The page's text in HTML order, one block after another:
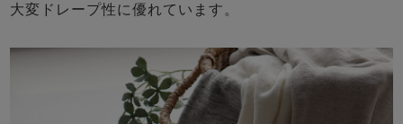
大変ドレープ性に優れています。